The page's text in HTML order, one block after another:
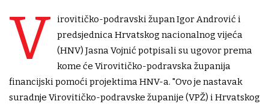
V
irovitičko-podravski župan Igor Andrović i
predsjednica Hrvatskog nacionalnog vijeća
(HNV) Jasna Vojnić potpisali su ugovor prema
kome će Virovitičko-podravska županija
financijski pomoći projektima HNV-a. "Ovo je nastavak
suradnje Virovitičko-podravske županije (VPŽ) i Hrvatskog